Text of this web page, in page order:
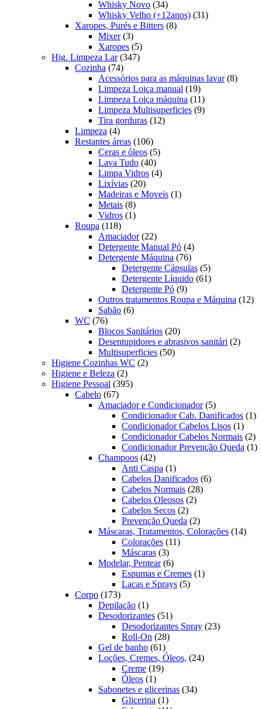
produtos
Whisky Novo 3434
produtos
Whisky Velho (+12anos) 3131
Xaropes, Purés e Bitters 88
Mixer 33
produtos
Xaropes 55
produtos
Hig. Limpeza Lar 347347
Cozinha 7474
produtos
Acessórios para as máquinas lavar 88
Limpeza Loiça manual 1919
produtos
Limpeza Loiça máquina 1111
produtos
Limpeza Multisuperficies 99
Tira gorduras 1212
Limpeza 44
produtos
Restantes áreas 106106
produtos
Ceras e óleos 55
Lava Tudo 4040
produtos
Limpa Vidros 44
Lixívias 2020
produtos
Madeiras e Moveis 11
Metais 88
produtos
Vidros 11
Roupa 118118
produtos
Amaciador 2222
produtos
Detergente Manual Pó 44
produtos
Detergente Máquina 7676
produtos
Detergente Cápsulas 55
produtos
Detergente Líquido 6161
Detergente Pó 99
produtos
Outros tratamentos Roupa e Máquina 1212
Sabão 66
WC 7676
produtos
Blocos Sanitários 2020
produtos
Desentupidores e abrasivos sanitári 22
Multisuperficies 5050
Higiene Cozinhas WC 22
Higiene e Beleza 22
produtos
Higiene Pessoal 395395
Cabelo 6767
produtos
Amaciador e Condicionador 55
produtos
Condicionador Cab. Danificados 11
Condicionador Cabelos Lisos 11
Condicionador Cabelos Normais 22
Condicionador Prevenção Queda 11
Champoos 4242
produtos
Anti Caspa 11
produto
Cabelos Danificados 66
Cabelos Normais 2828
Cabelos Oleosos 22
Cabelos Secos 22
produtos
Prevenção Queda 22
produtos
Máscaras, Tratamentos, Colorações 1414
Colorações 1111
Máscaras 33
produtos
Modelar, Pentear 66
produtos
Espumas e Cremes 11
Lacas e Sprays 55
Corpo 173173
produtos
Depilação 11
produto
Desodorizantes 5151
produtos
Desodorizantes Spray 2323
Roll-On 2828
Gel de banho 6161
produtos
Loções, Cremes, Óleos, 2424
Creme 1919
Óleos 11
produto
Sabonetes e glicerinas 3434
Glicerina 11